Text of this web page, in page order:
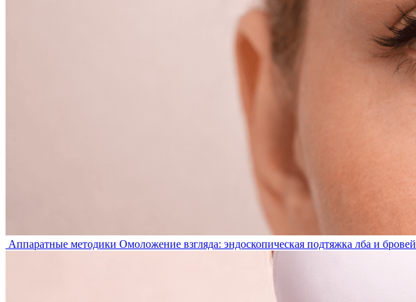
Аппаратные методики Омоложение взгляда: эндоскопическая подтяжка лба и бровей